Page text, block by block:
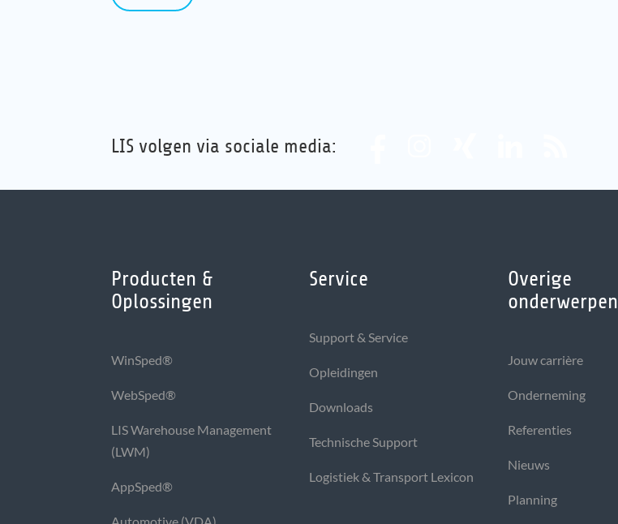
LIS volgen via sociale media:
Producten &
Oplossingen
WinSped®
WebSped®
LIS Warehouse Management
(LWM)
AppSped®
Service
Support & Service
Opleidingen
Downloads
Technische Support
Logistiek & Transport Lexicon
Overige
onderwerpen
Jouw carrière
Onderneming
Referenties
Nieuws
Planning